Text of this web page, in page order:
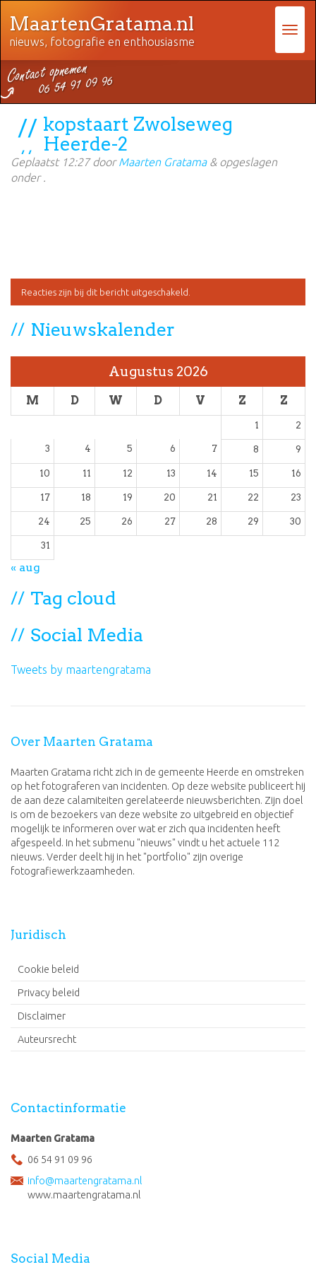
MaartenGratama.nl
nieuws, fotografie en enthousiasme
kopstaart Zwolseweg
Heerde-2
Geplaatst 12:27doorMaarten Gratama &opgeslagen
onder .
Reacties zijn bij dit bericht uitgeschakeld.
Nieuwskalender
Augustus 2026
M D W D V Z Z
1 2
3 4 5 6 7 8 9
10 11 12 13 14 15 16
17 18 19 20 21 22 23
24 25 26 27 28 29 30
31
« aug
Tag cloud
Social Media
Tweets by maartengratama
Over Maarten Gratama
Maarten Gratama richt zich in de gemeente Heerde en omstreken
op het fotograferen van incidenten. Op deze website publiceert hij
de aan deze calamiteiten gerelateerde nieuwsberichten. Zijn doel
is om de bezoekers van deze website zo uitgebreid en objectief
mogelijk te informeren over wat er zich qua incidenten heeft
afgespeeld. In het submenu "nieuws" vindt u het actuele 112
nieuws. Verder deelt hij in het "portfolio" zijn overige
fotografiewerkzaamheden.
Juridisch
Cookie beleid
Privacy beleid
Disclaimer
Auteursrecht
Contactinformatie
Maarten Gratama
06 54 91 09 96
info@maartengratama.nl
www.maartengratama.nl
Social Media